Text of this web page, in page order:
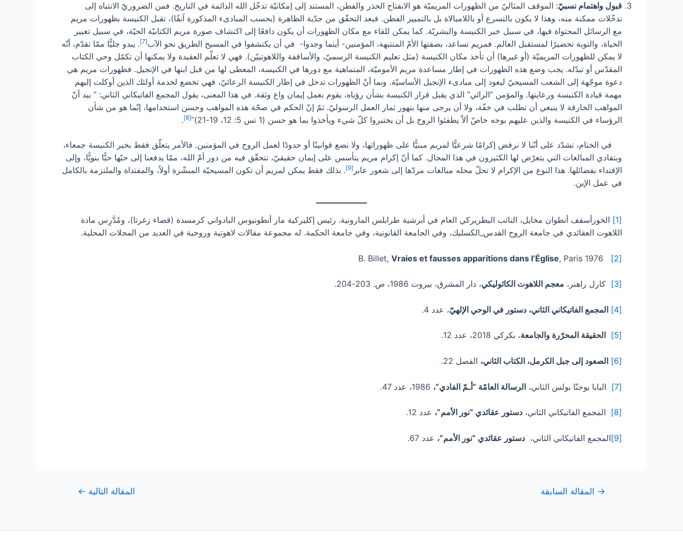
قبول واهتمام نسبيّ: الموقف المثاليّ من الظهورات المريميّة هو الانفتاح الحذر والفطن، المستند إلى إمكانيّة تدخّل الله الدائمة في التاريخ. فمن الضروريّ الانتباه إلى
تدخّلات ممكنة منه، وهذا لا يكون بالتسرع أو باللامبالاة بل بالتمييز الفطن. فبعد التحقّق من جدّية الظاهرة (بحسب المبادىء المذكورة آنفًا)، تقبل الكنيسة بظهورات مريم
مع الرسائل المحتواة فيها، في سبيل خير الكنيسة والبشريّة. كما يمكن للقاء مع مكان الظهورات أن يكون دافعًا إلى اكتشاف صورة مريم الكتابيّة الحيّة، في سبيل تغيير
الحياة، والتوبة تحضيرًا لمستقبل العالم. فمريم تساعد، بصفتها الأمّ المنتبهة، المؤمنين- أينما وجدوا- في أن يكتشفوا في المسيح الطريق نحو الآب[7]
. يبدو جليًّا ممّا تقدّم، أنّه
لا يمكن للظهورات المريميّة (أو غيرها) أن تأخذ مكان الكنيسة (مثل تعليم الكنيسة الرسميّ، والأساقفة واللاهوتييّن). فهي لا تعلّم العقيدة ولا يمكنها أن تكمّل وحي الكتاب
المقدّس أو تبدّله. يجب وضع هذه الظهورات في إطار مساعدة مريم الأموميّة، المتماهية مع دورها في الكنيسة، المعطى لها من قبل ابنها في الإنجيل. فظهورات مريم هي
دعوة موجّهة إلى الشعب المسيحيّ ليعود إلى مبادىء الإنجيل الأساسيّة. وبما أنّ الظهورات تدخل في إطار الكنيسة الرعائيّ، فهي تخضع لخدمة أولئك الذين أوكلت إليهم
مهمة قيادة الكنيسة ورعايتها. والمؤمن “الرائي” الذي يقبل قرار الكنيسة بشأن رؤياه، يقوم بعمل إيمان واع وثقة. في هذا المعنى، يقول المجمع الفاتيكاني الثاني: ” بيد أنّ
المواهب الخارقة لا ينبغي أن تطلب في خفّة، ولا أن يرجى منها بتهور ثمار العمل الرسوليّ. ثمّ إنّ الحكم في صحّة هذه المواهب وحسن استخدامها، إنّما هو من شأن
الرؤساء في الكنيسة والذين عليهم بوجه خاصّ ألاّ يطفئوا الروح بل أن يختبروا كلّ شيء ويأخذوا بما هو حسن (1 تس 5: 12، 19-21)”
[8]
.
في الختام، نشدّد على أنّنا لا نرفض إكرامًا شرعيًّا لمريم مبنيًّا على ظهوراتها، ولا نضع قوانينًا أو حدودًا لعمل الروح في المؤمنين. فالأمر يتعلّق فقط بخير الكنيسة جمعاء،
وبتفادي المبالغات التي يتعرّض لها الكثيرون في هذا المجال. كما أنّ إكرام مريم يتأسس على إيمان حقيقيّ، نتحقّق فيه من دور أمّ الله، ممّا يدفعنا إلى حبّها حبًّا بنويًّا، وإلى
الإقتداء بفضائلها. هذا النوع من الإكرام لا تحلّ محله مبالغات مردّها إلى شعور عابر [9]
. بذلك فقط يمكن لمريم أن تكون المسيحيّة المبشّرة أولاً، والمفتداة والملتزمة بالكامل
في عمل الإبن.
[1]
الخورأسقف أنطوان مخايل، النائب البطريركي العام في أبرشية طرابلس المارونية. رئيس إكليركية مار أنطونيوس البادواني كرمسدة (قضاء زغرتا)، ومُدَّرِس مادة
اللاهوت العقائدي في جامعة الروح القدس_الكسليك، وفي الجامعة القانونية، وفي جامعة الحكمة. له مجموعة مقالات لاهوتية وروحية في العديد من المجلات المحلية.
[2]
Vraies et fausses apparitions dans l’Église, Paris 1976
[3] كارل راهنر، معجم اللاهوت الكاثوليكي، دار المشرق، بيروت 1986، ص. 203-204.
[4] المجمع الفاتيكاني الثاني، دستور في الوحي الإلهيّ، عدد 4.
[5] الحقيقة المحرّرة والجامعة، بكركي 2018، عدد 12.
[6] الصعود إلى جبل الكرمل، الكتاب الثاني، الفصل 22.
[7] البابا يوحنّا بولس الثاني، الرسالة العامّة “أـمّ الفادي”،
[8] المجمع الفاتيكاني الثاني، دستور عقائدي “نور الأمم”، عدد 12.
[9] المجمع الفاتيكاني الثاني، دستور عقائدي “نور الأمم”، عدد 67.
→ المقالة السابقة المقالة التالية ←